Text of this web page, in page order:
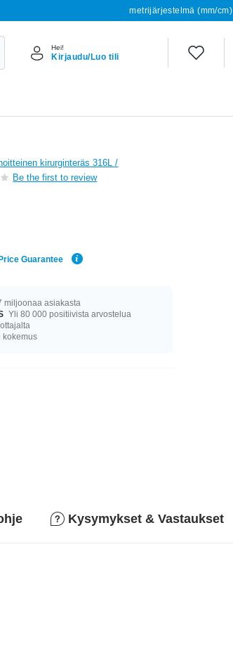
metrijärjestelmä (mm/cm)
Hei!
Kirjaudu/Luo tili
kirurginteräs 316L /
Be the first to review
Guarantee
miljoonaa asiakasta
Yli 80 000 positiivista arvostelua
kokemus
Kysymykset & Vastaukset